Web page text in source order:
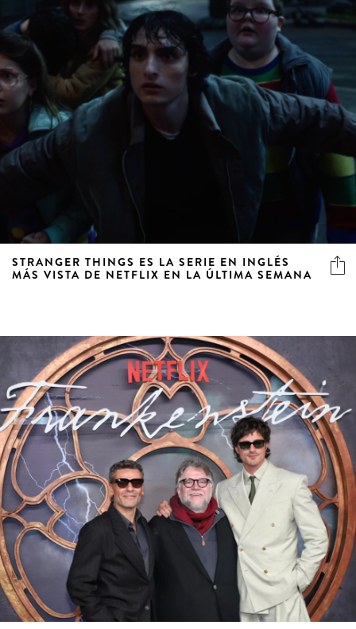
STRANGER THINGS ES LA SERIE EN INGLÉS
MÁS VISTA DE NETFLIX EN LA ÚLTIMA SEMANA